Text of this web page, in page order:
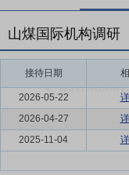
山煤国际机构调研
接待日期
2026-05-22
2026-04-27
2025-11-04